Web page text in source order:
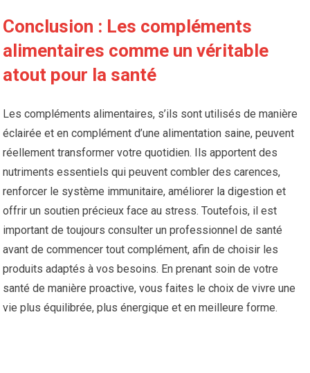
Conclusion : Les compléments
alimentaires comme un véritable
atout pour la santé
Les compléments alimentaires, s’ils sont utilisés de manière
éclairée et en complément d’une alimentation saine, peuvent
réellement transformer votre quotidien. Ils apportent des
nutriments essentiels qui peuvent combler des carences,
renforcer le système immunitaire, améliorer la digestion et
offrir un soutien précieux face au stress. Toutefois, il est
important de toujours consulter un professionnel de santé
avant de commencer tout complément, afin de choisir les
produits adaptés à vos besoins. En prenant soin de votre
santé de manière proactive, vous faites le choix de vivre une
vie plus équilibrée, plus énergique et en meilleure forme.